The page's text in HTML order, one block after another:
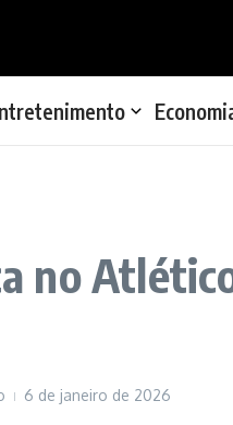
no
6 de janeiro de 2026